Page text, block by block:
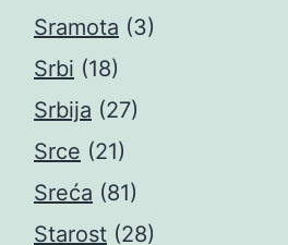
Sramota (3)
Srbi (18)
Srbija (27)
Srce (21)
Sreća (81)
Starost (28)